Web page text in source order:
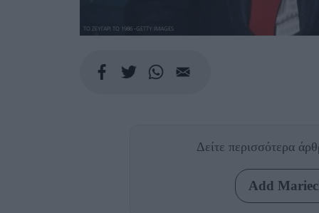
ΤΟ ΖΕΥΓΑΡΙ ΤΟ 1986 -GETTY IMAGES
Δείτε περισσότερα
Add